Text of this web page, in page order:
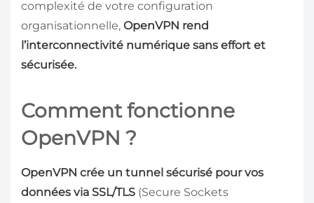
complexité de votre configuration
organisationnelle, OpenVPN rend
l’interconnectivité numérique sans effort et
sécurisée.
Comment fonctionne
OpenVPN ?
OpenVPN crée un tunnel sécurisé pour vos
données via SSL/TLS (Secure Sockets